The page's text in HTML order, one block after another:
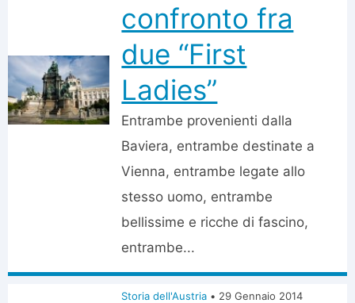
confronto fra
due “First
Ladies”
Entrambe provenienti dalla
Baviera, entrambe destinate a
Vienna, entrambe legate allo
stesso uomo, entrambe
bellissime e ricche di fascino,
entrambe...
Storia dell'Austria • 29 Gennaio 2014